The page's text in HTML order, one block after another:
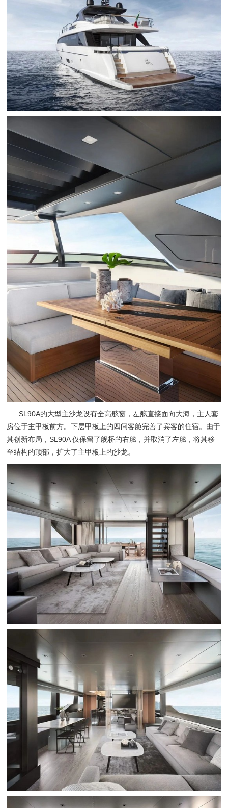
SL90A的大型主沙龙设有全高舷窗，左舷直接面向大海，主人套
房位于主甲板前方。下层甲板上的四间客舱完善了宾客的住宿。由于
其创新布局，SL90A 仅保留了舰桥的右舷，并取消了左舷，将其移
至结构的顶部，扩大了主甲板上的沙龙。